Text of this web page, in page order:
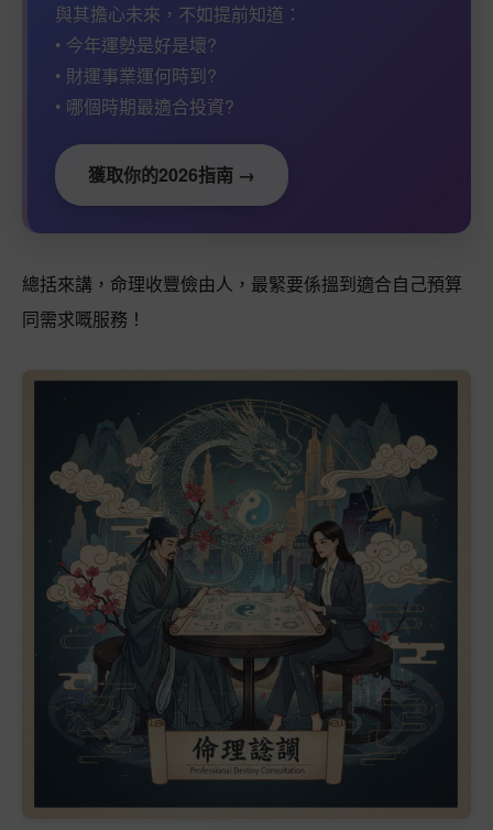
與其擔心未來，不如提前知道：
• 今年運勢是好是壞?
• 財運事業運何時到?
• 哪個時期最適合投資?
獲取你的2026指南 →
總括來講，命理收豐儉由人，最緊要係搵到適合自己預算
同需求嘅服務！